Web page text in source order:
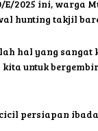
2025 ini, warga
hunting takjil
hal yang
untuk
persiapan